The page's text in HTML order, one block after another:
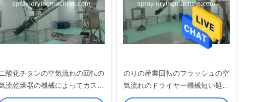
二酸化チタンの空気流れの回転の
流乾燥器の機械によってカスタ
マイズされる電源
のりの産業回転のフラッシュの空
気流れのドライヤー機械短い処理
時間